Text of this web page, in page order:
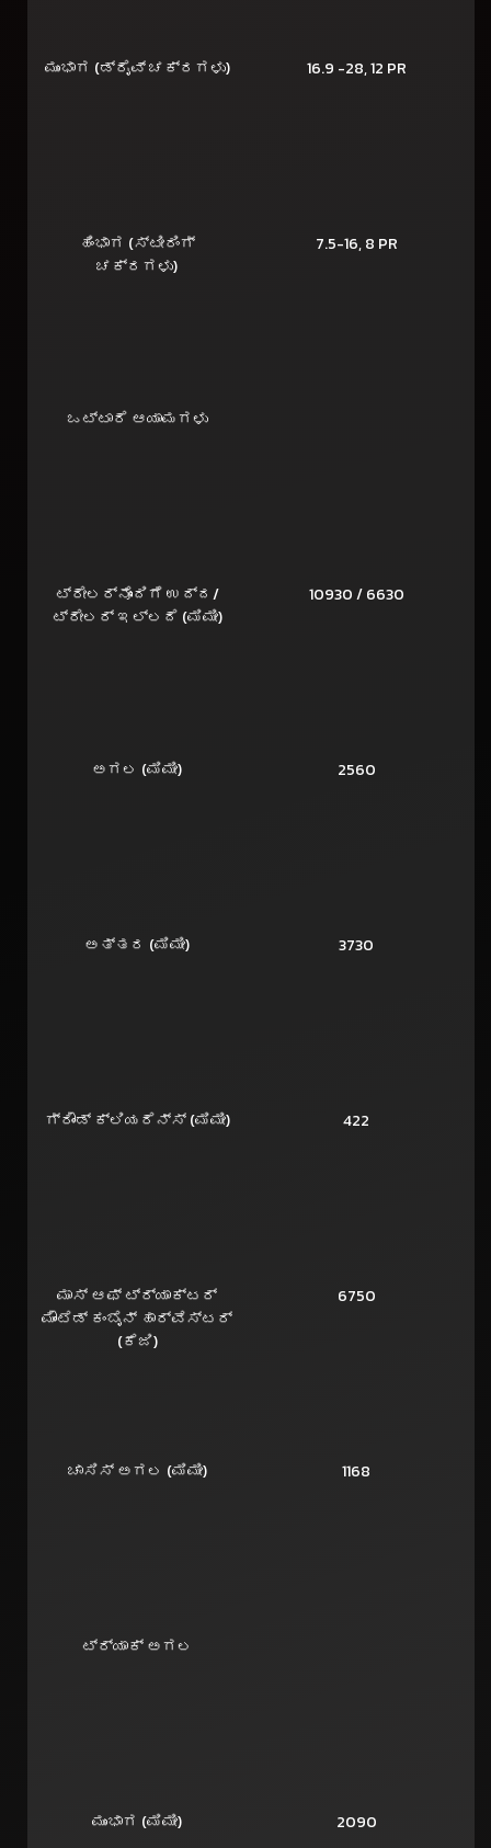
ಮುಂಭಾಗ (ಡ್ರೈವ್ ಚಕ್ರಗಳು) 16.9 -28, 12 PR
ಹಿಂಭಾಗ (ಸ್ಟೀರಿಂಗ್
ಚಕ್ರಗಳು)
7.5-16, 8 PR
ಒಟ್ಟಾರೆ ಆಯಾಮಗಳು
ಟ್ರೇಲರ್‌ನೊಂದಿಗೆ ಉದ್ದ/
ಟ್ರೇಲರ್ ಇಲ್ಲದೆ (ಮಿಮೀ)
10930 / 6630
ಅಗಲ (ಮಿಮೀ) 2560
ಅತ್ತರ (ಮಿಮೀ) 3730
ಗ್ರೌಂಡ್ ಕ್ಲಿಯರೆನ್ಸ್ (ಮಿಮೀ) 422
ಮಾಸ್ ಆಫ್ ಟ್ರ್ಯಾಕ್ಟರ್
ಮೌಂಟೆಡ್ ಕಂಬೈನ್ ಹಾರ್ವೆಸ್ಟರ್
(ಕೆಜಿ)
6750
ಚಾಸಿಸ್ ಅಗಲ (ಮಿಮೀ) 1168
ಟ್ರ್ಯಾಕ್ ಅಗಲ
ಮುಂಭಾಗ (ಮಿಮೀ) 2090